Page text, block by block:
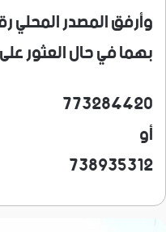
وأرفق المصدر المحلي
بهما في حال العثور
773284420
أو
738935312